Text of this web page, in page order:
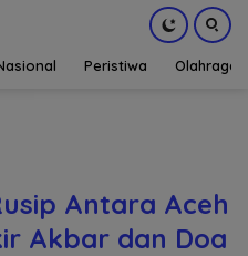
Peristiwa Olahraga
Antara Aceh
Akbar dan Doa